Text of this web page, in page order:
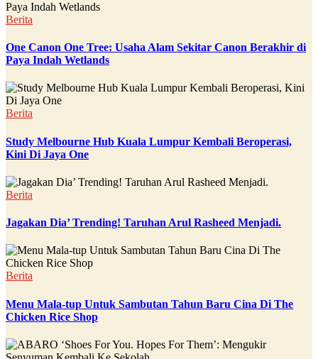
Berita
One Canon One Tree: Usaha Alam Sekitar Canon Berakhir di
Paya Indah Wetlands
Berita
Study Melbourne Hub Kuala Lumpur Kembali Beroperasi,
Kini Di Jaya One
Berita
Jagakan Dia’ Trending! Taruhan Arul Rasheed Menjadi.
Berita
Menu Mala-tup Untuk Sambutan Tahun Baru Cina Di The
Chicken Rice Shop